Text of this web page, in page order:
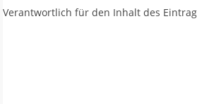
Verantwortlich für den Inhalt des